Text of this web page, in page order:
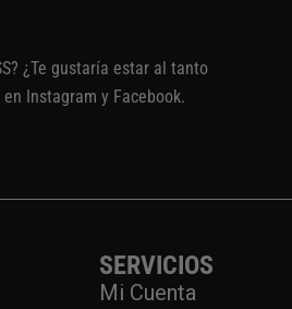
¿Te gustaría estar al tanto
Instagram y Facebook.
SERVICIOS
Mi Cuenta